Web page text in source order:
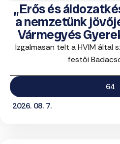
„Erős és
a nemzetünk
Vármegyés
Izgalmasan telt a HVIM által
festői
64
2026. 08. 7.